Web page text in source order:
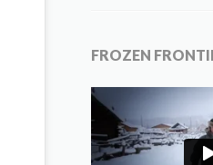
FROZEN